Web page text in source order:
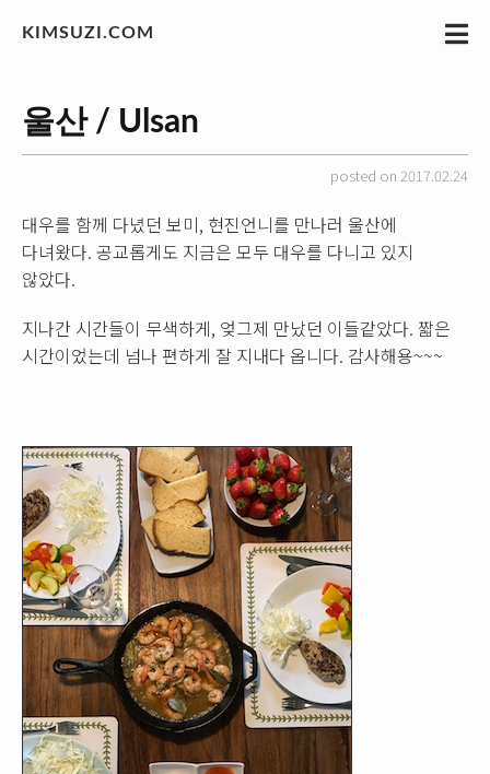
KIMSUZI.COM
울산 / Ulsan
posted on 2017.02.24
대우를 함께 다녔던 보미, 현진언니를 만나러 울산에
다녀왔다. 공교롭게도 지금은 모두 대우를 다니고 있지
않았다.
지나간 시간들이 무색하게, 엊그제 만났던 이들같았다. 짧은
시간이었는데 넘나 편하게 잘 지내다 옵니다. 감사해용~~~